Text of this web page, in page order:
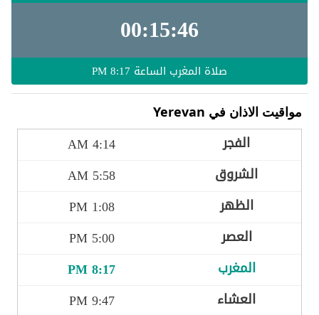
00:15:46
صلاة المغرب الساعة 8:17 PM
مواقيت الاذان في Yerevan
4:14 AM
5:58 AM
1:08 PM
5:00 PM
8:17 PM
9:47 PM